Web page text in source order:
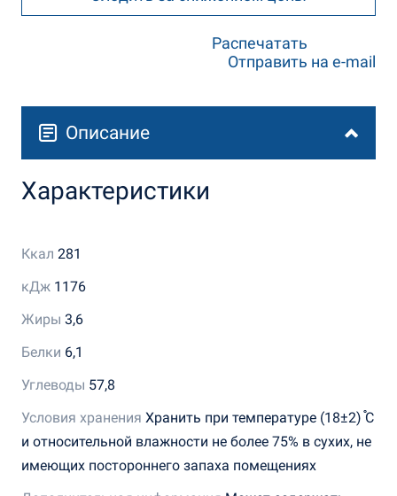
Распечатать
Отправить на e-mail
Описание
Характеристики
Ккал 281
кДж 1176
Жиры 3,6
Белки 6,1
Углеводы 57,8
Условия хранения Хранить при температуре (18±2) ֯С
и относительной влажности не более 75% в сухих, не
имеющих постороннего запаха помещениях